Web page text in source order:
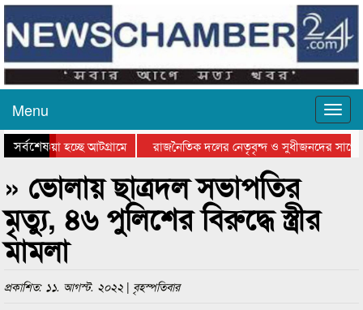
Menu
সর্বশেষ
যাওয়া হচ্ছে আটগ্রামে
রাজনৈতিক দলের নেতৃবৃন্দ ও সুধীজনদের সাথে
সিলেটে বাংলাদেশ গ্রুপ থিয়েটার
» ভোলায় ছাত্রদল সভাপতির
মৃত্যু, ৪৬ পুলিশের বিরুদ্ধে স্ত্রীর
মামলা
প্রকাশিত: ১১. আগস্ট. ২০২২ | বৃহস্পতিবার